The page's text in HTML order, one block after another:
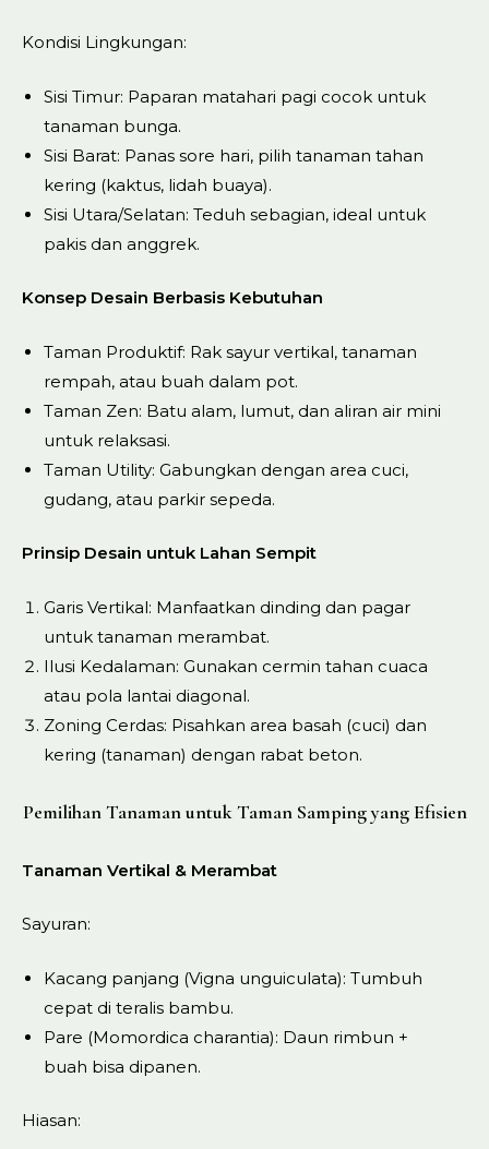
Kondisi Lingkungan:
Sisi Timur: Paparan matahari pagi cocok untuk
tanaman bunga.
Sisi Barat: Panas sore hari, pilih tanaman tahan
kering (kaktus, lidah buaya).
Sisi Utara/Selatan: Teduh sebagian, ideal untuk
pakis dan anggrek.
Konsep Desain Berbasis Kebutuhan
Taman Produktif: Rak sayur vertikal, tanaman
rempah, atau buah dalam pot.
Taman Zen: Batu alam, lumut, dan aliran air mini
untuk relaksasi.
Taman Utility: Gabungkan dengan area cuci,
gudang, atau parkir sepeda.
Prinsip Desain untuk Lahan Sempit
Garis Vertikal: Manfaatkan dinding dan pagar
untuk tanaman merambat.
Ilusi Kedalaman: Gunakan cermin tahan cuaca
atau pola lantai diagonal.
Zoning Cerdas: Pisahkan area basah (cuci) dan
kering (tanaman) dengan rabat beton.
Pemilihan Tanaman untuk Taman Samping yang Efisien
Tanaman Vertikal & Merambat
Sayuran:
Kacang panjang (Vigna unguiculata): Tumbuh
cepat di teralis bambu.
Pare (Momordica charantia): Daun rimbun +
buah bisa dipanen.
Hiasan: